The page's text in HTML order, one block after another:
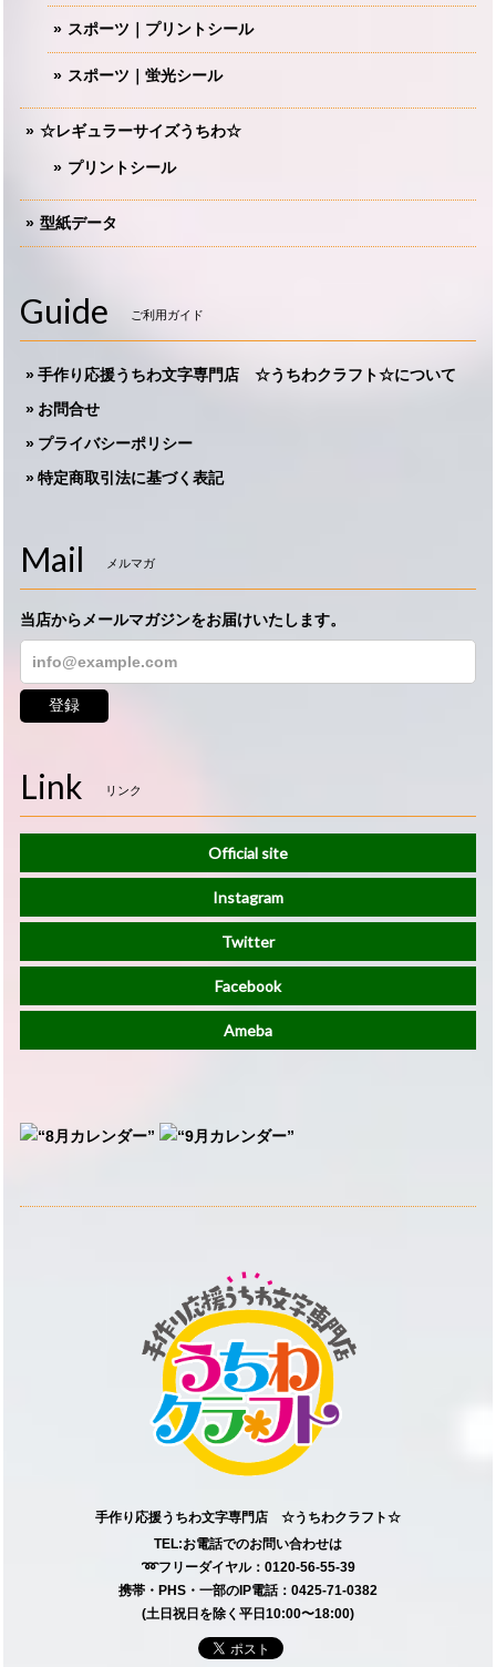
スポーツ｜プリントシール
スポーツ｜蛍光シール
☆レギュラーサイズうちわ☆
プリントシール
型紙データ
Guide ご利用ガイド
手作り応援うちわ文字専門店 ☆うちわクラフト☆について
お問合せ
プライバシーポリシー
特定商取引法に基づく表記
Mail メルマガ
当店からメールマガジンをお届けいたします。
登録
Link リンク
Official site
Instagram
Twitter
Facebook
Ameba
手作り応援うちわ文字専門店 ☆うちわクラフト☆
TEL:お電話でのお問い合わせは
➿フリーダイヤル：0120-56-55-39
携帯・PHS・一部のIP電話：0425-71-0382
(土日祝日を除く平日10:00〜18:00)